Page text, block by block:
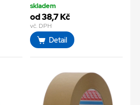
skladem
od 38,7 Kč
vč. DPH
Detail